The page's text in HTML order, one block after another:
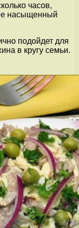
часов,
насыщенный
подойдет для
в кругу семьи.